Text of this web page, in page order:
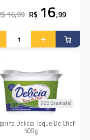
16,99 R$ 16,99
Delicia Toque De Chef
500g
500 Grama(s)